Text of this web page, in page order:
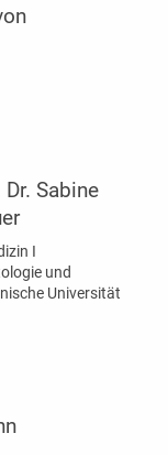
Sabine
I
und
Universität